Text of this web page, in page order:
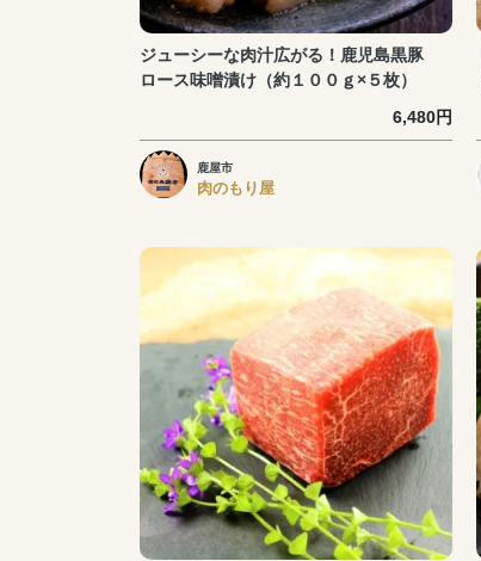
ジューシーな肉汁広がる！鹿児島黒豚
ロース味噌漬け（約１００ｇ×５枚）
6,480円
鹿屋市
肉のもり屋